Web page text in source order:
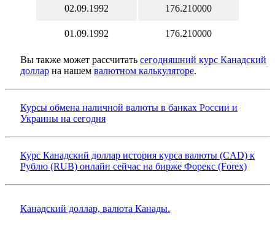
02.09.1992 176.210000
01.09.1992 176.210000
Вы также может рассчитать сегодняшний курс Канадский
доллар на нашем валютном калькуляторе.
Курсы обмена наличной валюты в банках России и
Украины на сегодня
Курс Канадский доллар история курса валюты (CAD) к
Рублю (RUB) онлайн сейчас на бирже Форекс (Forex)
Канадский доллар, валюта Канады.